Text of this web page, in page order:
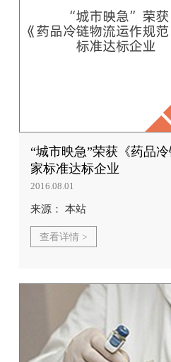
“城市映急”荣获《药品
家标准达标企业
2016.08.01
来源： 本站
查看详情 >